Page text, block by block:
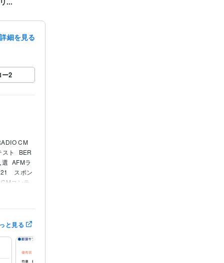
細を見る
ー2
CM
ト
BER
AFMラ
　スポン
コンテ
市キャッチ
放送　第1
グランプ
と見る